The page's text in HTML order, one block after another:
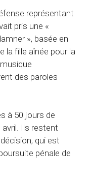
représentant
pris une «
», basée en
la fille aînée pour la
des paroles
à 50 jours de
avril. Ils restent
qui est
pénale de